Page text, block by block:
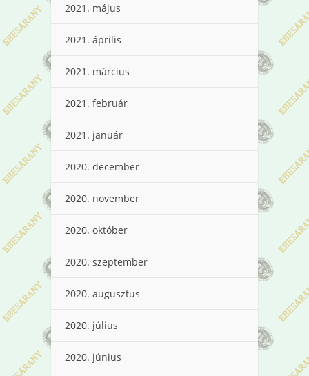
2021. május
2021. április
2021. március
2021. február
2021. január
2020. december
2020. november
2020. október
2020. szeptember
2020. augusztus
2020. július
2020. június